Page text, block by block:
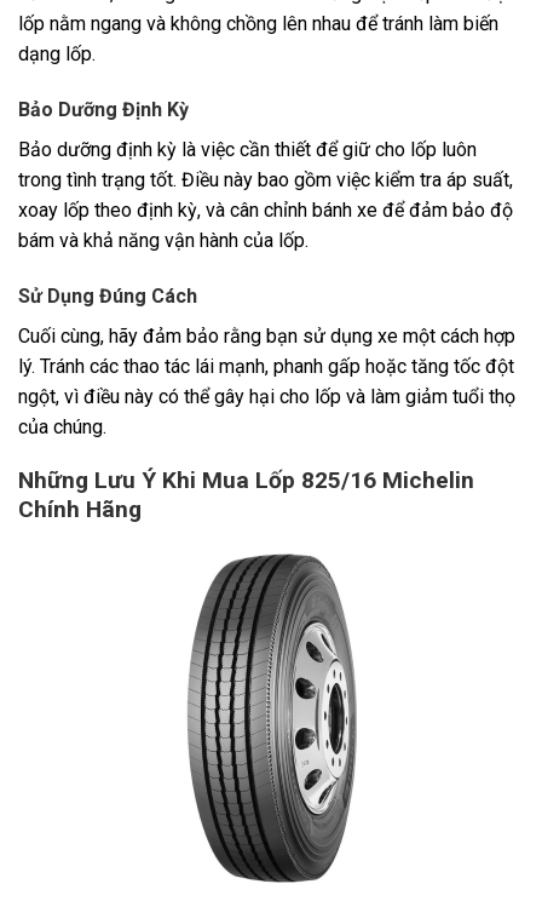
lốp nằm ngang và không chồng lên nhau để tránh làm biến
dạng lốp.
Bảo Dưỡng Định Kỳ
Bảo dưỡng định kỳ là việc cần thiết để giữ cho lốp luôn
trong tình trạng tốt. Điều này bao gồm việc kiểm tra áp suất,
xoay lốp theo định kỳ, và cân chỉnh bánh xe để đảm bảo độ
bám và khả năng vận hành của lốp.
Sử Dụng Đúng Cách
Cuối cùng, hãy đảm bảo rằng bạn sử dụng xe một cách hợp
lý. Tránh các thao tác lái mạnh, phanh gấp hoặc tăng tốc đột
ngột, vì điều này có thể gây hại cho lốp và làm giảm tuổi thọ
của chúng.
Những Lưu Ý Khi Mua Lốp 825/16 Michelin
Chính Hãng